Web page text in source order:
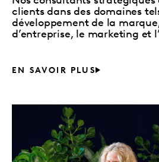
clients dans des domaines
développement de la
d’entreprise, le marketing et
EN SAVOIR PLUS